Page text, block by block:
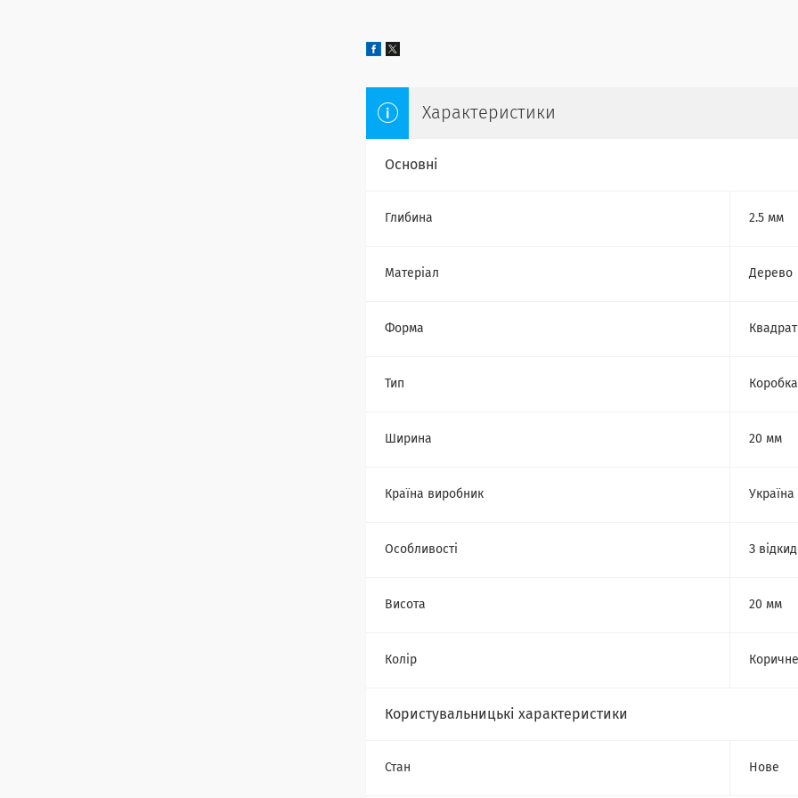
Характеристики
Основні
Глибина 2.5 мм
Матеріал Дерево
Форма
Тип Коробка
Ширина 20 мм
Країна виробник Україна
Особливості З
Висота 20 мм
Колір
Користувальницькі характеристики
Стан Нове